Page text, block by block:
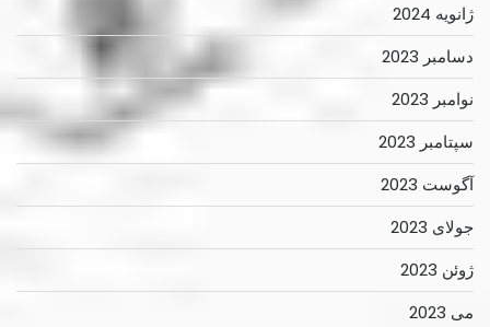
ژانویه 2024
دسامبر 2023
نوامبر 2023
سپتامبر 2023
آگوست 2023
جولای 2023
ژوئن 2023
می 2023